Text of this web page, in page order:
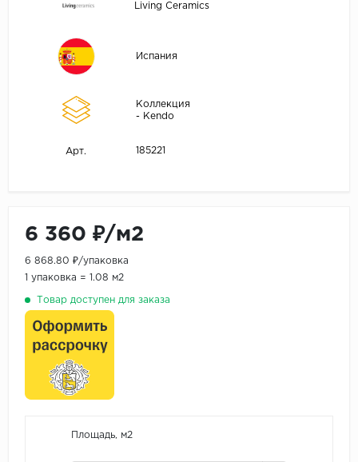
Living Ceramics
Испания
Коллекция
- Kendo
Арт. 185221
6 360 ₽/м2
6 868.80 ₽/упаковка
1 упаковка = 1.08 м2
Товар доступен для заказа
Площадь, м2